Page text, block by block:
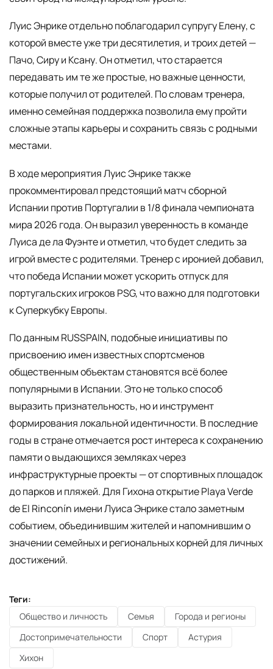
Луис Энрике отдельно поблагодарил супругу Елену, с
которой вместе уже три десятилетия, и троих детей —
Пачо, Сиру и Ксану. Он отметил, что старается
передавать им те же простые, но важные ценности,
которые получил от родителей. По словам тренера,
именно семейная поддержка позволила ему пройти
сложные этапы карьеры и сохранить связь с родными
местами.
В ходе мероприятия Луис Энрике также
прокомментировал предстоящий матч сборной
Испании против Португалии в 1/8 финала чемпионата
мира 2026 года. Он выразил уверенность в команде
Луиса де ла Фуэнте и отметил, что будет следить за
игрой вместе с родителями. Тренер с иронией добавил,
что победа Испании может ускорить отпуск для
португальских игроков PSG, что важно для подготовки
к Суперкубку Европы.
По данным RUSSPAIN, подобные инициативы по
присвоению имен известных спортсменов
общественным объектам становятся всё более
популярными в Испании. Это не только способ
выразить признательность, но и инструмент
формирования локальной идентичности. В последние
годы в стране отмечается рост интереса к сохранению
памяти о выдающихся земляках через
инфраструктурные проекты — от спортивных площадок
до парков и пляжей. Для Гихона открытие Playa Verde
de El Rinconín имени Луиса Энрике стало заметным
событием, объединившим жителей и напомнившим о
значении семейных и региональных корней для личных
достижений.
Теги:
Общество и личность
Семья
Города и регионы
Достопримечательности
Спорт
Астурия
Хихон